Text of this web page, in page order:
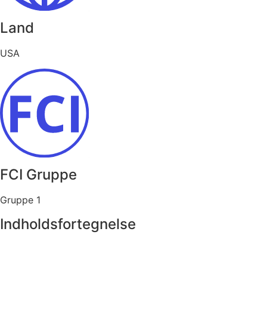
Land
USA
FCI Gruppe
Gruppe 1
Indholdsfortegnelse